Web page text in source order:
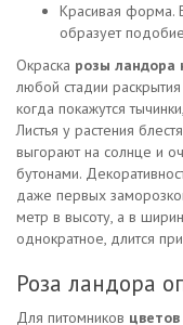
Красивая форма.
образует
Окраска розы ландора
любой стадии
когда покажутся
Листья у растения
выгорают на солнце и
бутонами.
даже первых
метр в высоту, а в
однократное, длится
Роза ландора
Для питомников